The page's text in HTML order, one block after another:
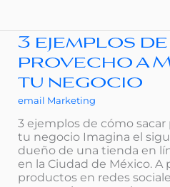
3 ejemplos
provecho a
tu negocio
email Marketing
3 ejemplos de cómo
tu negocio Imagina el
dueño de una tienda en
en la Ciudad de México.
productos en redes
3
ejemplos
de
cómo
sacar
provecho
a
Manychat
en
tu
negocio